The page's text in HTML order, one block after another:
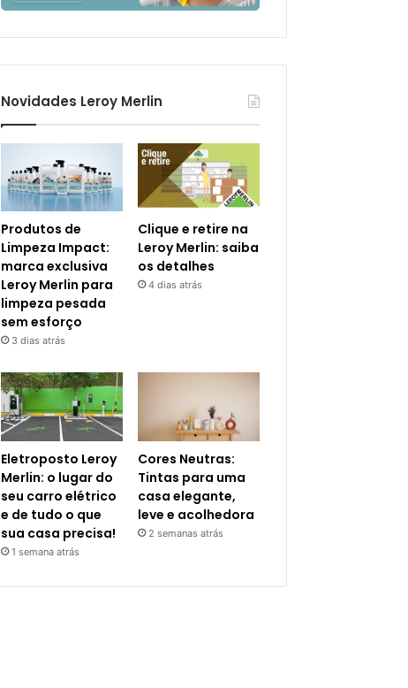
Novidades Leroy Merlin
Produtos de
Limpeza Impact:
marca exclusiva
Leroy Merlin para
limpeza pesada
sem esforço
3 dias atrás
Clique e retire na
Leroy Merlin: saiba
os detalhes
4 dias atrás
Eletroposto Leroy
Merlin: o lugar do
seu carro elétrico
e de tudo o que
sua casa precisa!
1 semana atrás
Cores Neutras:
Tintas para uma
casa elegante,
leve e acolhedora
2 semanas atrás